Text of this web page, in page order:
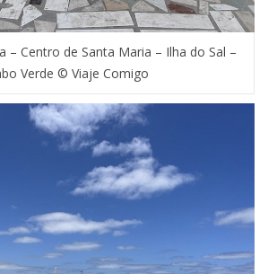
– Centro de Santa Maria – Ilha do Sal –
Verde © Viaje Comigo